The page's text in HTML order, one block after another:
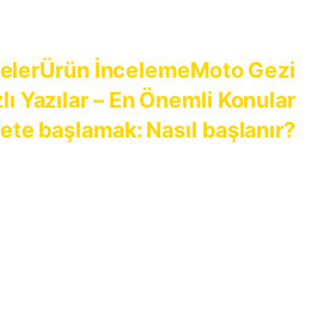
Ürün İncelemeMoto Gezi
Yazılar – En Önemli Konular
başlamak: Nasıl başlanır?